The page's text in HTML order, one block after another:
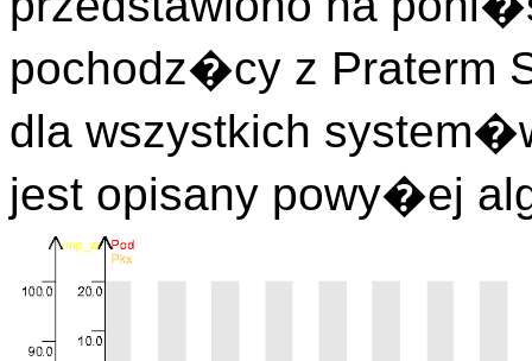
pochodz�cy z Praterm
dla wszystkich
jest opisany powy�ej